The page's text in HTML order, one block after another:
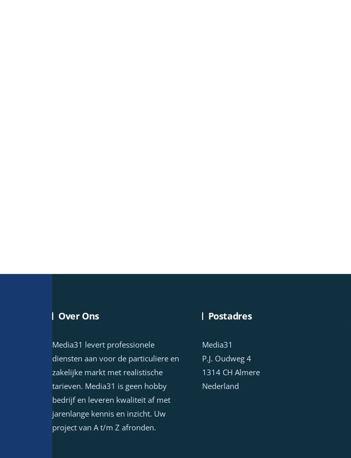
Over Ons
Media31 levert professionele
diensten aan voor de particuliere en
zakelijke markt met realistische
tarieven. Media31 is geen hobby
bedrijf en leveren kwaliteit af met
jarenlange kennis en inzicht. Uw
project van A t/m Z afronden.
Postadres
Media31
P.J. Oudweg 4
1314 CH Almere
Nederland